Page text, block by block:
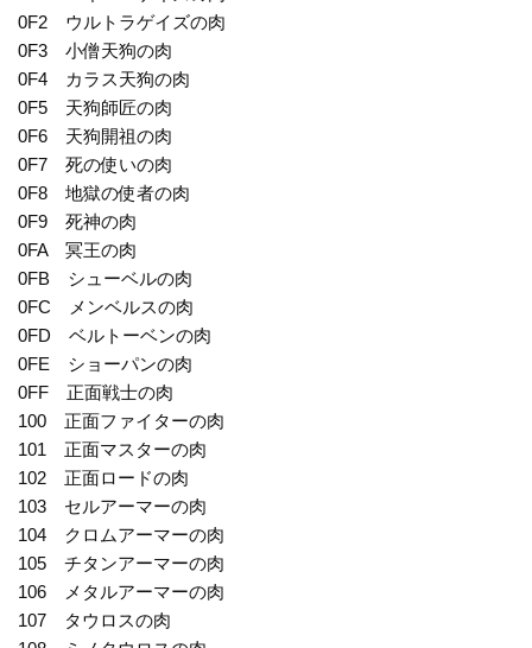
0F2 ウルトラゲイズの肉
0F3 小僧天狗の肉
0F4 カラス天狗の肉
0F5 天狗師匠の肉
0F6 天狗開祖の肉
0F7 死の使いの肉
0F8 地獄の使者の肉
0F9 死神の肉
0FA 冥王の肉
0FB シューベルの肉
0FC メンベルスの肉
0FD ベルトーベンの肉
0FE ショーパンの肉
0FF 正面戦士の肉
100 正面ファイターの肉
101 正面マスターの肉
102 正面ロードの肉
103 セルアーマーの肉
104 クロムアーマーの肉
105 チタンアーマーの肉
106 メタルアーマーの肉
107 タウロスの肉